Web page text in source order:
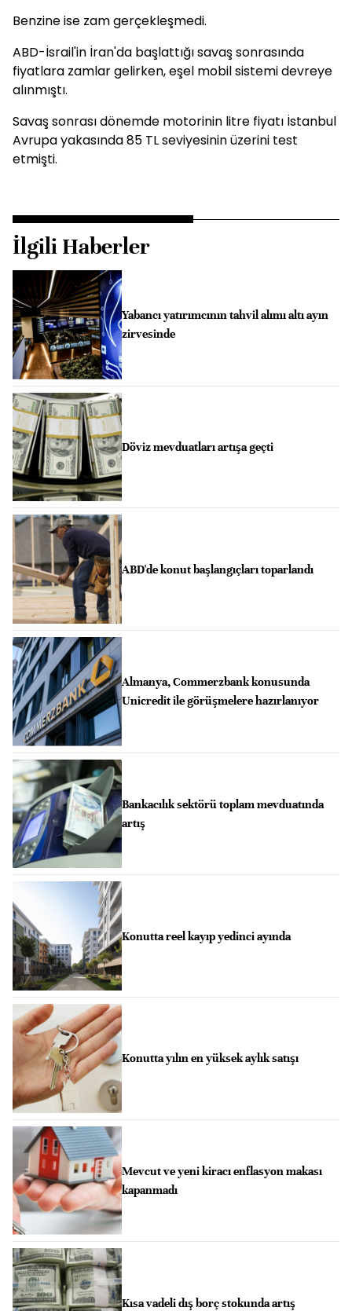
Benzine ise zam gerçekleşmedi.
ABD-İsrail'in İran'da başlattığı savaş sonrasında
fiyatlara zamlar gelirken, eşel mobil sistemi devreye
alınmıştı.
Savaş sonrası dönemde motorinin litre fiyatı İstanbul
Avrupa yakasında 85 TL seviyesinin üzerini test
etmişti.
İlgili Haberler
Yabancı yatırımcının tahvil alımı altı ayın
zirvesinde
Döviz mevduatları artışa geçti
ABD'de konut başlangıçları toparlandı
Almanya, Commerzbank konusunda
Unicredit ile görüşmelere hazırlanıyor
Bankacılık sektörü toplam mevduatında
artış
Konutta reel kayıp yedinci ayında
Konutta yılın en yüksek aylık satışı
Mevcut ve yeni kiracı enflasyon makası
kapanmadı
Kısa vadeli dış borç stokunda artış